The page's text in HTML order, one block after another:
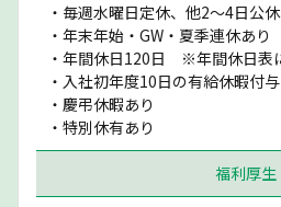
・毎週水曜日定休、他2〜4日公休
・年末年始・GW・夏季連休あり
・年間休日120日 ※年間休日表
・入社初年度10日の有給休暇
・慶弔休暇あり
・特別休有あり
福利厚生